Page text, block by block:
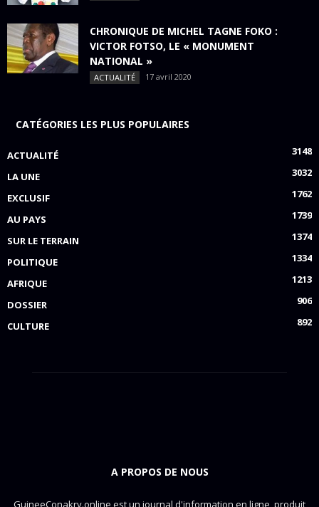
CHRONIQUE DE MICHEL TAGNE FOKO :
VICTOR FOTSO, LE « MONUMENT
NATIONAL »
ACTUALITÉ 17 avril 2020
CATÉGORIES LES PLUS POPULAIRES
ACTUALITÉ
3148
LA UNE
3032
EXCLUSIF
1762
AU PAYS
1739
SUR LE TERRAIN
1374
POLITIQUE
1334
AFRIQUE
1213
DOSSIER
906
CULTURE
892
A PROPOS DE NOUS
GuineeConakry.online est un journal d'information en ligne, produit